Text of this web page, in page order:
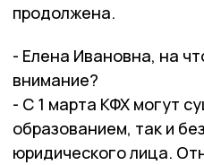
продолжена.
- Елена Ивановна, на
внимание?
- С 1 марта КФХ могут
образованием, так и
юридического лица.